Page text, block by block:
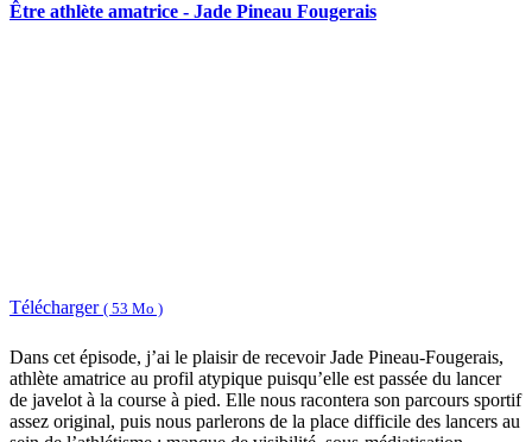
Être athlète amatrice - Jade Pineau Fougerais
Télécharger ( 53 Mo )
Dans cet épisode, j’ai le plaisir de recevoir Jade Pineau-Fougerais,
athlète amatrice au profil atypique puisqu’elle est passée du lancer
de javelot à la course à pied. Elle nous racontera son parcours sportif
assez original, puis nous parlerons de la place difficile des lancers au